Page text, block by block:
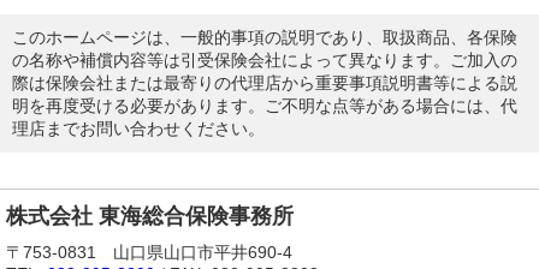
このホームページは、一般的事項の説明であり、取扱商品、各保険
の名称や補償内容等は引受保険会社によって異なります。ご加入の
際は保険会社または最寄りの代理店から重要事項説明書等による説
明を再度受ける必要があります。ご不明な点等がある場合には、代
理店までお問い合わせください。
株式会社 東海総合保険事務所
〒753-0831 山口県山口市平井690-4